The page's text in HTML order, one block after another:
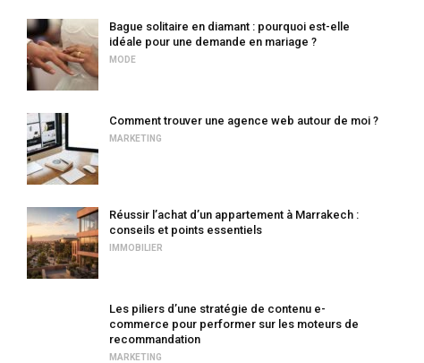
Bague solitaire en diamant : pourquoi est-elle
idéale pour une demande en mariage ?
MODE
Comment trouver une agence web autour de moi ?
MARKETING
Réussir l’achat d’un appartement à Marrakech :
conseils et points essentiels
IMMOBILIER
Les piliers d’une stratégie de contenu e-
commerce pour performer sur les moteurs de
recommandation
MARKETING